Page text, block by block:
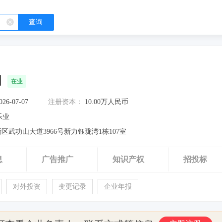
查询
在业
07-07 注册资本： 10.00万人民币
业
武功山大道3966号新力钰珑湾1栋107室
广告推广 知识产权 招投标
对外投资 变更记录 企业年报